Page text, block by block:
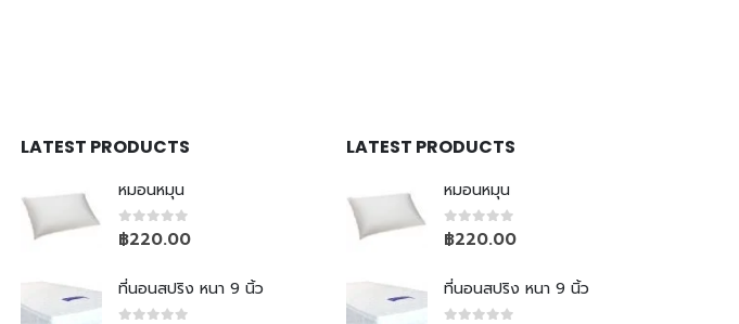
LATEST PRODUCTS
หมอนหมุน
0out of 5
฿220.00
ที่นอนสปริง หนา 9 นิ้ว
LATEST PRODUCTS
หมอนหมุน
0out of 5
฿220.00
ที่นอนสปริง หนา 9 นิ้ว